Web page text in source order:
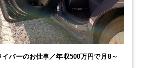
バーのお仕事／年収500万円で月8～